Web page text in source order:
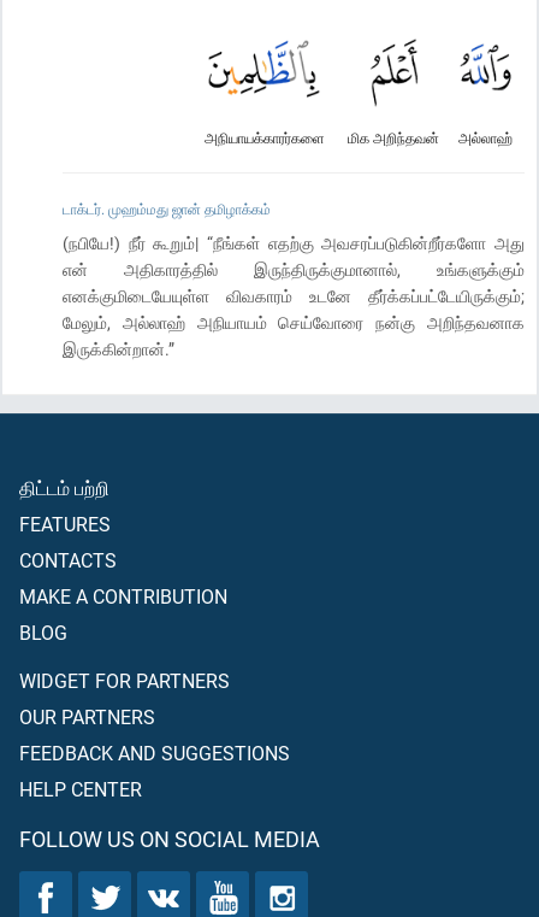
அல்லாஹ்
மிக அறிந்தவன்
அநியாயக்காரர்களை
டாக்டர். முஹம்மது ஜான் தமிழாக்கம்
(நபியே!) நீர் கூறும்| “நீங்கள் எதற்கு அவசரப்படுகின்றீர்களோ அது
என் அதிகாரத்தில் இருந்திருக்குமானால், உங்களுக்கும்
எனக்குமிடையேயுள்ள விவகாரம் உடனே தீர்க்கப்பட்டேயிருக்கும்;
மேலும், அல்லாஹ் அநியாயம் செய்வோரை நன்கு அறிந்தவனாக
இருக்கின்றான்.”
திட்டம் பற்றி
FEATURES
CONTACTS
MAKE A CONTRIBUTION
BLOG
WIDGET FOR PARTNERS
OUR PARTNERS
FEEDBACK AND SUGGESTIONS
HELP CENTER
FOLLOW US ON SOCIAL MEDIA